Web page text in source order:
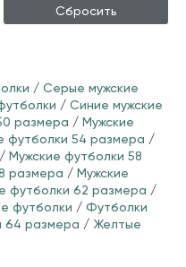
Сбросить
/ Серые мужские
/ Синие мужские
размера / Мужские
футболки 54 размера /
/ Мужские футболки 58
размера / Мужские
футболки 62 размера /
футболки / Футболки
64 размера / Желтые